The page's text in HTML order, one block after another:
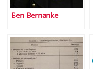
Ben Bernanke